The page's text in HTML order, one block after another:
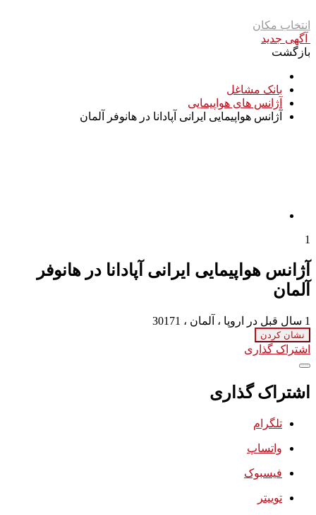
انتخاب مکان
آگهی جدید
بازگشت
بانک مشاغل
آژانس های هواپیمایی
آژانس هواپیمایی ایرانی آپادانا در هانوفر آلمان
آژانس هواپیمایی ایرانی آپادانا در هانوفر
آلمان
در اروپا ، آلمان ، 30171
نشان کردن
اشتراک گذاری
اشتراک گذاری
تلگرام
واتساپ
فیسبوک
توییتر